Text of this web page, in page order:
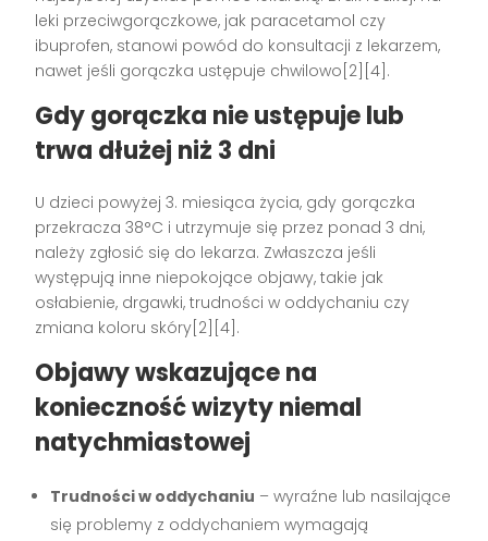
leki przeciwgorączkowe, jak paracetamol czy
ibuprofen, stanowi powód do konsultacji z lekarzem,
nawet jeśli gorączka ustępuje chwilowo[2][4].
Gdy gorączka nie ustępuje lub
trwa dłużej niż 3 dni
U dzieci powyżej 3. miesiąca życia, gdy gorączka
przekracza 38°C i utrzymuje się przez ponad 3 dni,
należy zgłosić się do lekarza. Zwłaszcza jeśli
występują inne niepokojące objawy, takie jak
osłabienie, drgawki, trudności w oddychaniu czy
zmiana koloru skóry[2][4].
Objawy wskazujące na
konieczność wizyty niemal
natychmiastowej
Trudności w oddychaniu – wyraźne lub nasilające
się problemy z oddychaniem wymagają